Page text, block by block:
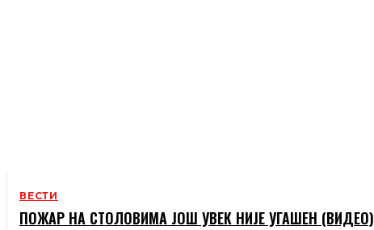
ВЕСТИ
ПОЖАР НА СТОЛОВИМА ЈОШ УВЕК НИЈЕ УГАШЕН (ВИДЕО)